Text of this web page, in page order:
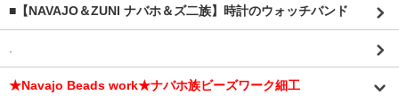
■【NAVAJO＆ZUNI ナバホ＆ズ二族】時計のウォッチバンド
.
★Navajo Beads work★ナバホ族ビーズワーク細工